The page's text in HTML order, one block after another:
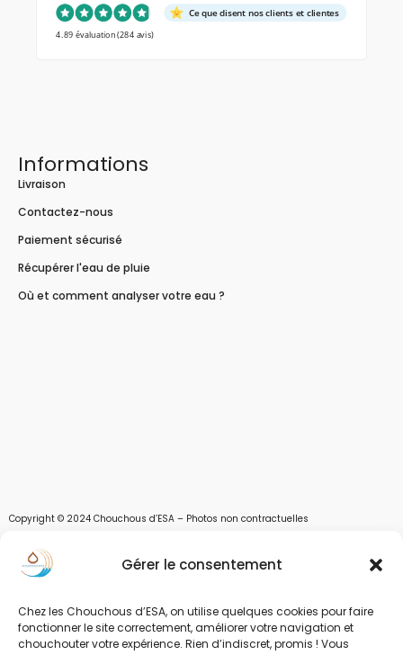
Gérer le consentement
Chez les Chouchous d’ESA, on utilise quelques cookies pour faire
fonctionner le site correctement, améliorer votre navigation et
chouchouter votre expérience. Rien d’indiscret, promis ! Vous
Ce que disent nos clients et clientes
4.89 évaluation(284 avis)
Informations
Livraison
Contactez-nous
Paiement sécurisé
Récupérer l'eau de pluie
Où et comment analyser votre eau ?
Copyright © 2024 Chouchous d’ESA – Photos non contractuelles
Les chouchous d’Esa vous apportent toutes les solutions pour récupérer l’eau de
pluie, et des moyens pour stocker, filtrer, traiter et potabiliser l’eau d’un forage,
Soleil et Air nous proposons également des équipements pour décontaminer de
l’air par photocatalyse ou plasma froid et des équipements solaires.
www.chouchousdesa.fr est le site de e-commerce de la société ESA Evolutions,